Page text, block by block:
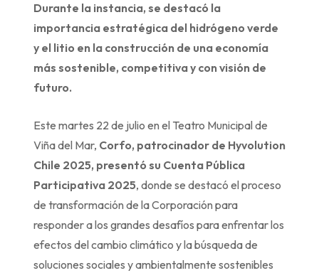
Durante la instancia, se destacó la
importancia estratégica del hidrógeno verde
y el litio en la construcción de una economía
más sostenible, competitiva y con visión de
futuro.
Este martes 22 de julio en el Teatro Municipal de
Viña del Mar, Corfo, patrocinador de Hyvolution
Chile 2025, presentó su Cuenta Pública
Participativa 2025, donde se destacó el proceso
de transformación de la Corporación para
responder a los grandes desafíos para enfrentar los
efectos del cambio climático y la búsqueda de
soluciones sociales y ambientalmente sostenibles